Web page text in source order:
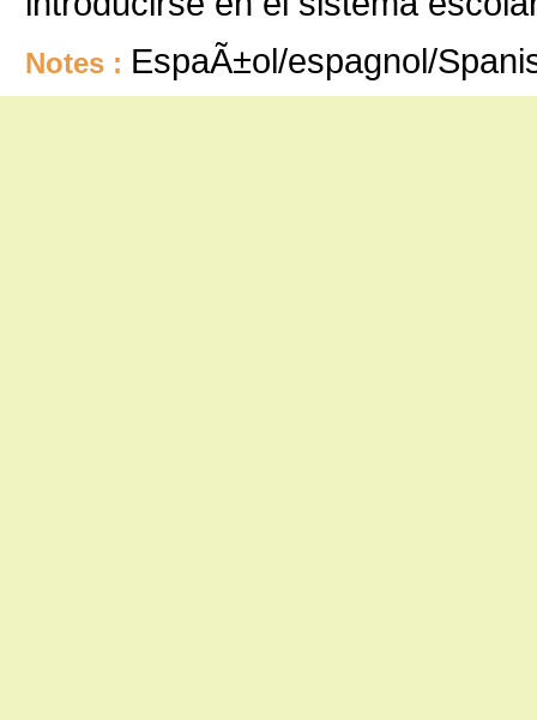
Notes : EspaÃ±ol/espagnol/